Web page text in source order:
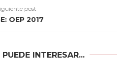
post
OEP 2017
INTERESAR...